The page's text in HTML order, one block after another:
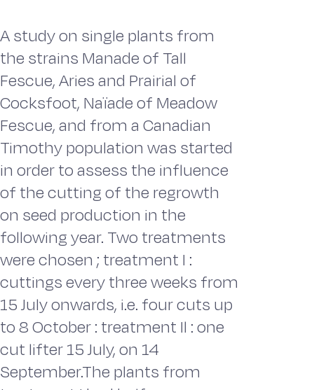
A study on single plants from
the strains Manade of Tall
Fescue, Aries and Prairial of
Cocksfoot, Naïade of Meadow
Fescue, and from a Canadian
Timothy population was started
in order to assess the influence
of the cutting of the regrowth
on seed production in the
following year. Two treatments
were chosen ; treatment I :
cuttings every three weeks from
15 July onwards, i.e. four cuts up
to 8 October : treatment Il : one
cut lifter 15 July, on 14
September.The plants from